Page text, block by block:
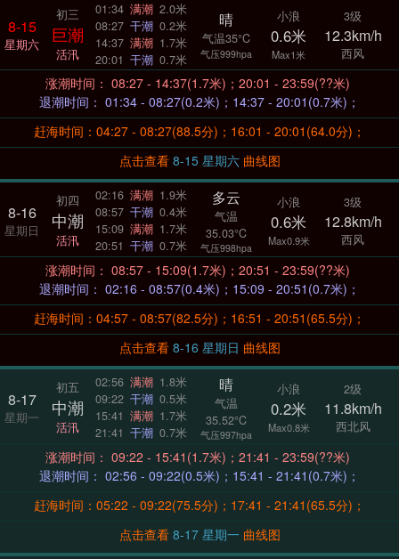
8-15
星期六
初三
巨潮
活汛
01:34 满潮 2.0米
08:27 干潮 0.2米
14:37 满潮 1.7米
20:01 干潮 0.7米
晴
气温35°C
气压999hpa
小浪
0.6米
Max1米
3级
12.3km/h
西风
涨潮时间： 08:27 - 14:37(1.7米)；20:01 - 23:59(??米)
退潮时间： 01:34 - 08:27(0.2米)；14:37 - 20:01(0.7米)；
赶海时间：04:27 - 08:27(88.5分)；16:01 - 20:01(64.0分)；
点击查看
8-15 星期六 曲线图
8-16
星期日
初四
中潮
活汛
02:16 满潮 1.9米
08:57 干潮 0.4米
15:09 满潮 1.7米
20:51 干潮 0.7米
多云
气温
35.03°C
气压998hpa
小浪
0.6米
Max0.9米
3级
12.8km/h
西风
涨潮时间： 08:57 - 15:09(1.7米)；20:51 - 23:59(??米)
退潮时间： 02:16 - 08:57(0.4米)；15:09 - 20:51(0.7米)；
赶海时间：04:57 - 08:57(82.5分)；16:51 - 20:51(65.5分)；
点击查看
8-16 星期日 曲线图
8-17
星期一
初五
中潮
活汛
02:56 满潮 1.8米
09:22 干潮 0.5米
15:41 满潮 1.7米
21:41 干潮 0.7米
晴
气温
35.52°C
气压997hpa
小浪
0.2米
Max0.8米
2级
11.8km/h
西北风
涨潮时间： 09:22 - 15:41(1.7米)；21:41 - 23:59(??米)
退潮时间： 02:56 - 09:22(0.5米)；15:41 - 21:41(0.7米)；
赶海时间：05:22 - 09:22(75.5分)；17:41 - 21:41(65.5分)；
点击查看
8-17 星期一 曲线图